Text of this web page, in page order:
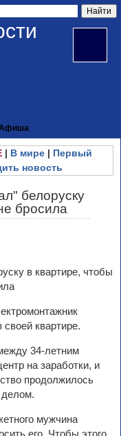
| В мире| Первый
новость
белоруску
бросила
квартире.
34-летним
на заработки, и
продолжилось
делом.
мужчина
его. Чтобы этого